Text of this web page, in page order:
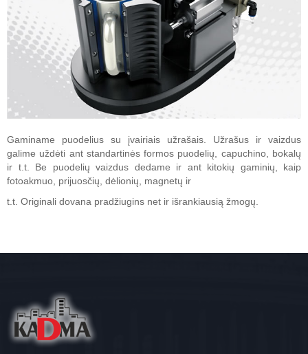
Gaminame puodelius su įvairiais užrašais. Užrašus ir vaizdus
galime uždėti ant standartinės formos puodelių, capuchino, bokalų
ir t.t. Be puodelių vaizdus dedame ir ant kitokių gaminių, kaip
fotoakmuo, prijuosčių, dėlionių, magnetų ir
t.t. Originali dovana pradžiugins net ir išrankiausią žmogų.